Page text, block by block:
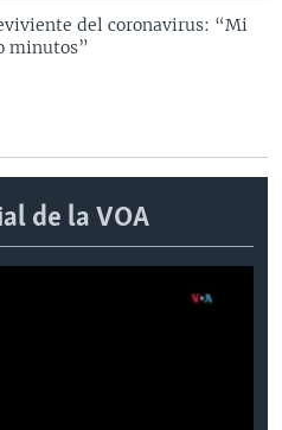
del coronavirus: “Mi
minutos”
de la VOA